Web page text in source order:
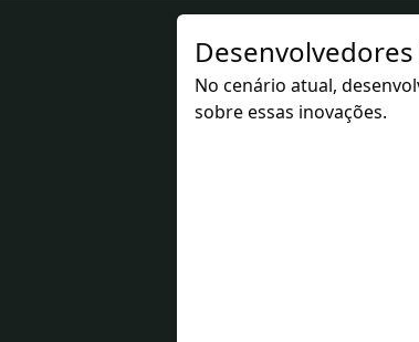
No cenário atual,
sobre essas inovações.